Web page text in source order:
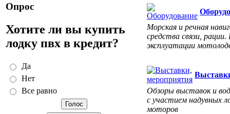
Опрос
Хотите ли вы купить
лодку пвх в кредит?
Да
Нет
Все равно
Морская и речная
средства связи, рации.
эксплуатации
Обзоры выставок и
с участием надувных
моторов